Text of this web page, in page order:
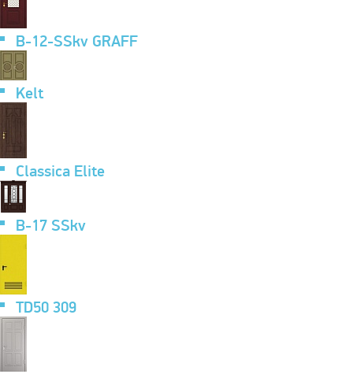
B-12-SSkv GRAFF
Kelt
Classica Elite
B-17 SSkv
TD50 309